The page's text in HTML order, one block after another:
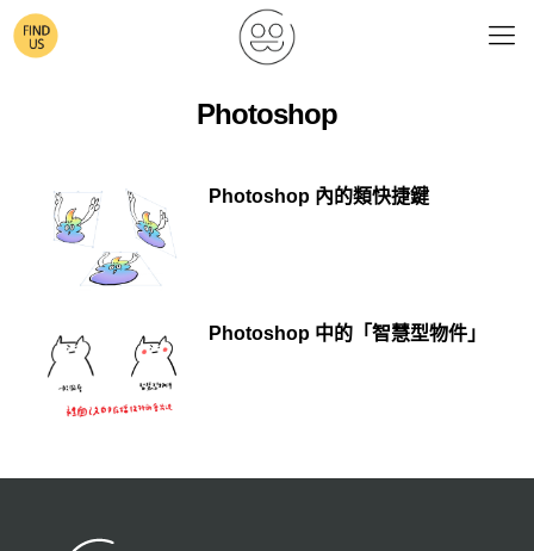
Photoshop
Photoshop 內的類快捷鍵
Photoshop 中的「智慧型物件」